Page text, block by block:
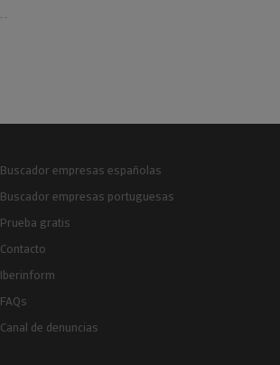
Buscador empresas españolas
Buscador empresas portuguesas
Prueba gratis
Contacto
Iberinform
FAQs
Canal de denuncias